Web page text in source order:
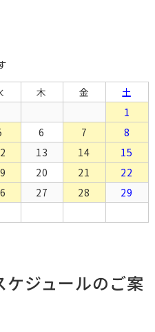
木 金
土
1
6 7
8
13 14
15
20 21
22
27 28
29
ジュールのご案